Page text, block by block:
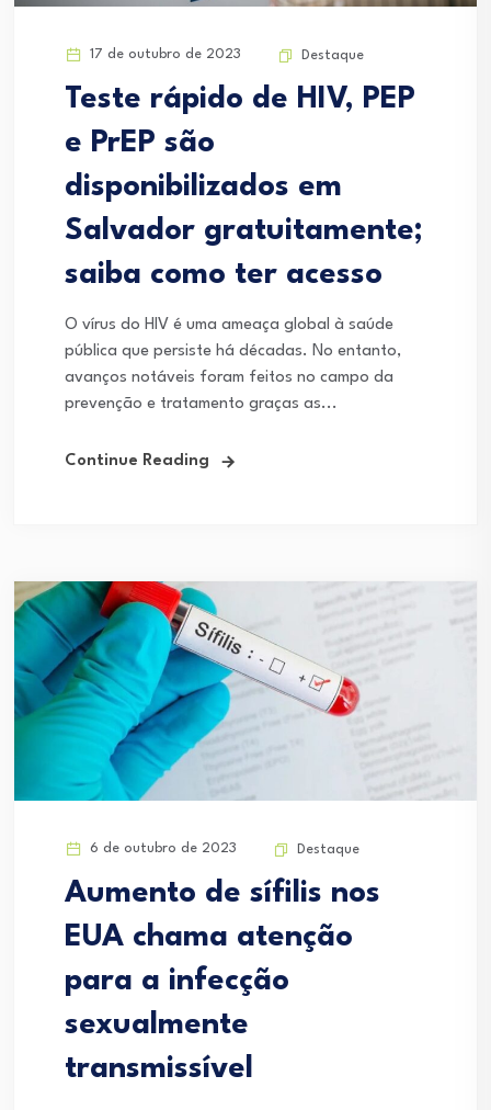
17 de outubro de 2023 Destaque
Teste rápido de HIV, PEP
e PrEP são
disponibilizados em
Salvador gratuitamente;
saiba como ter acesso
O vírus do HIV é uma ameaça global à saúde
pública que persiste há décadas. No entanto,
avanços notáveis foram feitos no campo da
prevenção e tratamento graças as...
Continue Reading
6 de outubro de 2023 Destaque
Aumento de sífilis nos
EUA chama atenção
para a infecção
sexualmente
transmissível